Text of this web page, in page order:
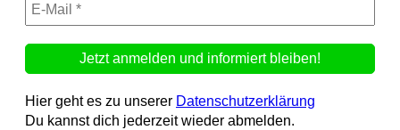
Hier geht es zu unserer Datenschutzerklärung
Du kannst dich jederzeit wieder abmelden.